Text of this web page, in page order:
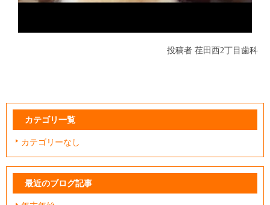
投稿者 荏田西2丁目歯科
カテゴリ一覧
カテゴリーなし
最近のブログ記事